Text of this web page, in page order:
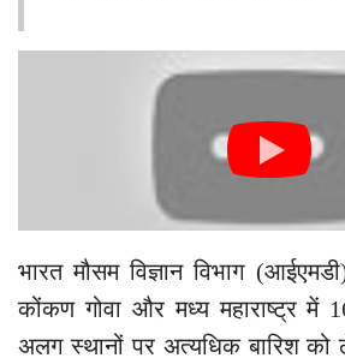
भारत मौसम विज्ञान विभाग
कोंकण गोवा और मध्य महाराष्ट्र
अलग स्थानों पर अत्यधिक बारिश को